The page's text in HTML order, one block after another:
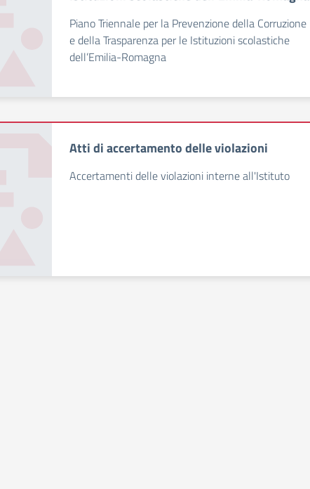
Piano Triennale per la Prevenzione della Corruzione
e della Trasparenza per le Istituzioni scolastiche
dell’Emilia-Romagna
Atti di accertamento delle violazioni
Accertamenti delle violazioni interne all'Istituto